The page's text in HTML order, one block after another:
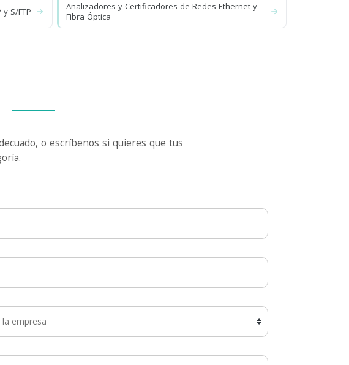
S/FTP
Analizadores y Certificadores de Redes Ethernet y
Fibra Óptica
o escríbenos si quieres que tus